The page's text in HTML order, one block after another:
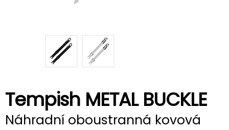
Tempish METAL BUCKLE
Náhradní oboustranná kovová